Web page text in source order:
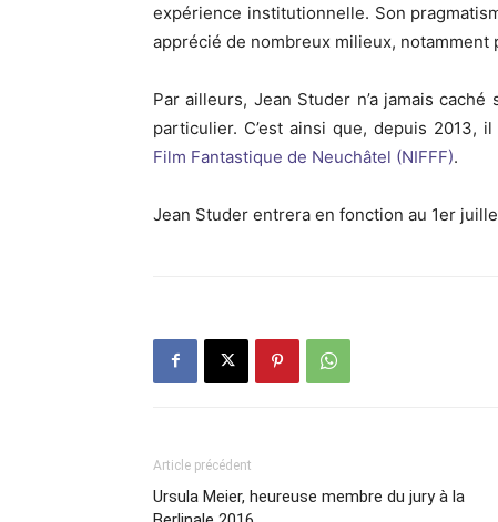
expérience institutionnelle. Son
apprécié de nombreux milieux,
Par ailleurs, Jean Studer n’a jamais
particulier. C’est ainsi que, depuis 2013,
Film Fantastique de Neuchâtel (NIFFF).
Jean Studer entrera en fonction au 1er
Article précédent
Ursula Meier, heureuse membre du jury à la